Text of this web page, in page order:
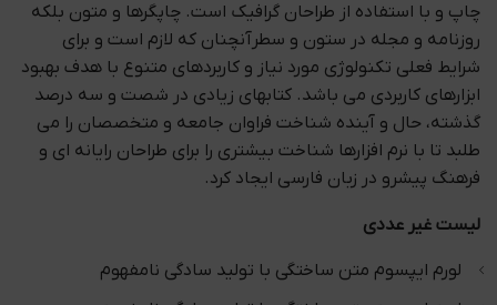
چاپ و با استفاده از طراحان گرافیک است. چاپگرها و متون بلکه
روزنامه و مجله در ستون و سطرآنچنان که لازم است و برای
شرایط فعلی تکنولوژی مورد نیاز و کاربردهای متنوع با هدف بهبود
ابزارهای کاربردی می باشد. کتابهای زیادی در شصت و سه درصد
گذشته، حال و آینده شناخت فراوان جامعه و متخصصان را می
طلبد تا با نرم افزارها شناخت بیشتری را برای طراحان رایانه ای و
فرهنگ پیشرو در زبان فارسی ایجاد کرد.
لیست غیر عددی
لورم ایپسوم متن ساختگی با تولید سادگی نامفهوم